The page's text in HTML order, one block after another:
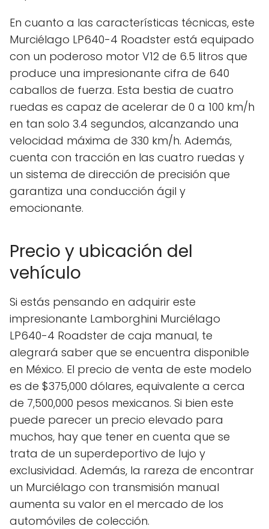
En cuanto a las características técnicas, este
Murciélago LP640-4 Roadster está equipado
con un poderoso motor V12 de 6.5 litros que
produce una impresionante cifra de 640
caballos de fuerza. Esta bestia de cuatro
ruedas es capaz de acelerar de 0 a 100 km/h
en tan solo 3.4 segundos, alcanzando una
velocidad máxima de 330 km/h. Además,
cuenta con tracción en las cuatro ruedas y
un sistema de dirección de precisión que
garantiza una conducción ágil y
emocionante.
Precio y ubicación del
vehículo
Si estás pensando en adquirir este
impresionante Lamborghini Murciélago
LP640-4 Roadster de caja manual, te
alegrará saber que se encuentra disponible
en México. El precio de venta de este modelo
es de $375,000 dólares, equivalente a cerca
de 7,500,000 pesos mexicanos. Si bien este
puede parecer un precio elevado para
muchos, hay que tener en cuenta que se
trata de un superdeportivo de lujo y
exclusividad. Además, la rareza de encontrar
un Murciélago con transmisión manual
aumenta su valor en el mercado de los
automóviles de colección.